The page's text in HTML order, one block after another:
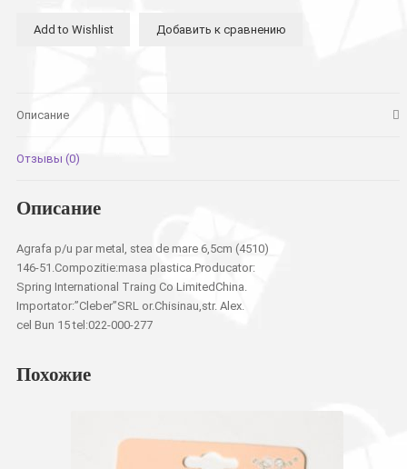
металлическая,
Add to Wishlist Добавить к сравнению
Описание
Отзывы (0)
Описание
Agrafa p/u par metal, stea de mare 6,5cm (4510)
146-51.Compozitie:masa plastica.Producator:
Spring International Traing Co LimitedChina.
Importator:”Cleber”SRL or.Chisinau,str. Alex.
cel Bun 15 tel:022-000-277
Похожие